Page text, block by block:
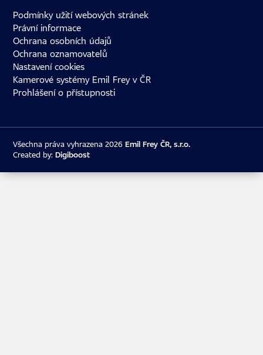
Podmínky užití webových stránek
Právní informace
Ochrana osobních údajů
Ochrana oznamovatelů
Nastavení cookies
Kamerové systémy Emil Frey v ČR
Prohlášení o přístupnosti
Všechna práva vyhrazena 2026Emil Frey ČR, s.r.o.
Created by:Digiboost